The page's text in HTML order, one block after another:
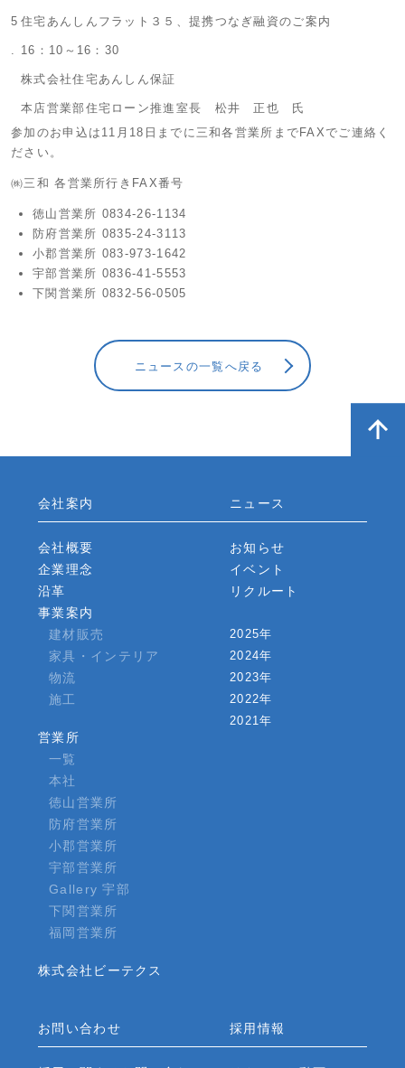
5
.
住宅あんしんフラット３５、提携つなぎ融資のご案内
16：10～16：30
株式会社住宅あんしん保証
本店営業部住宅ローン推進室長 松井 正也 氏
参加のお申込は11月18日までに三和各営業所までFAXでご連絡く
ださい。
㈱三和 各営業所行きFAX番号
徳山営業所 0834-26-1134
防府営業所 0835-24-3113
小郡営業所 083-973-1642
宇部営業所 0836-41-5553
下関営業所 0832-56-0505
ニュースの一覧へ戻る
会社案内
会社概要
企業理念
沿革
事業案内
建材販売
家具・インテリア
物流
施工
営業所
一覧
本社
徳山営業所
防府営業所
小郡営業所
宇部営業所
Gallery 宇部
下関営業所
福岡営業所
株式会社ビーテクス
ニュース
お知らせ
イベント
リクルート
2025年
2024年
2023年
2022年
2021年
お問い合わせ 採用情報